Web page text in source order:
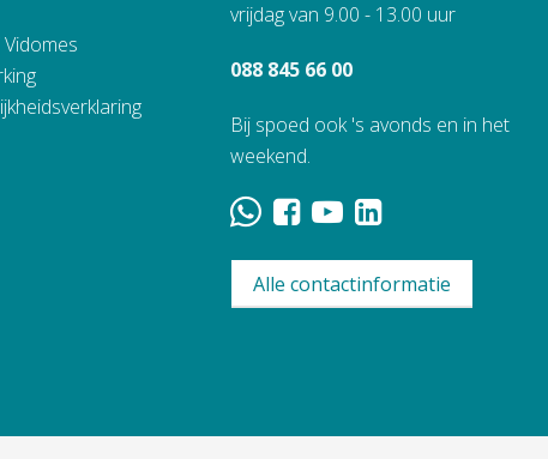
vrijdag van 9.00 - 13.00 uur
088 845 66 00
Bij spoed ook 's avonds en in het
weekend.
Alle contactinformatie